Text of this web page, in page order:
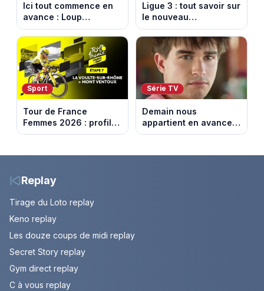
Ici tout commence en
avance : Loup
découvre la trahison
de Bianca. Episode du
10 août 2026 (spoiler)
Ligue 3 : tout savoir sur
le nouveau
championnat qui
succède au National
Sport
Tour de France
Femmes 2026 : profil
et horaires de la 7e
sur-Rhône et le Mont
Série TV
Demain nous
appartient en avance:
Samuel perd le
août 2026.
Replay
Tirage du Loto replay
Keno replay
Les douze coups de midi replay
Secret Story replay
Gym direct replay
C à vous replay